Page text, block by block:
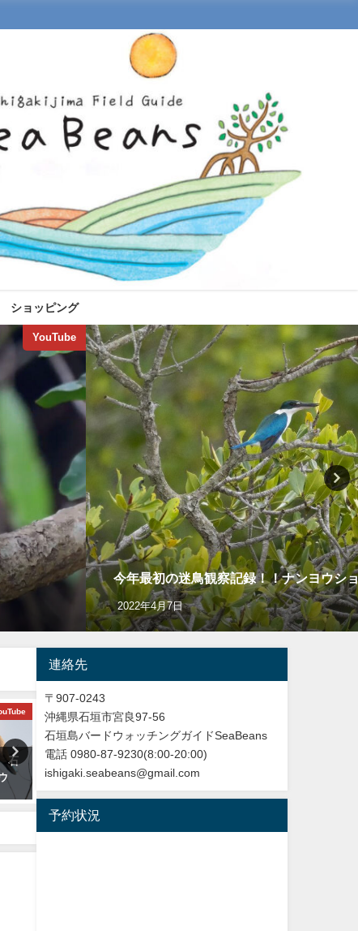
ショッピング
YouTube
今年最初の迷鳥観察記録！！ナンヨウシ
2022年4月7日
石
ショッピング
改訂版 石垣島の野鳥図鑑
2026年3月3日
連絡先
〒907-0243
沖縄県石垣市宮良97-56
石垣島バードウォッチングガイドSeaBeans
電話 0980-87-9230(8:00-20:00)
ishigaki.seabeans@gmail.com
予約状況